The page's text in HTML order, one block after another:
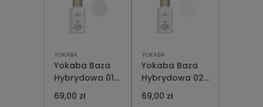
YOKABA
Yokaba Baza
Hybrydowa 01
Clear 12 ml
Stone Builder
69,00 zł
YOKABA
Yokaba Baza
Hybrydowa 02
Milky Stone 12
ml
69,00 zł